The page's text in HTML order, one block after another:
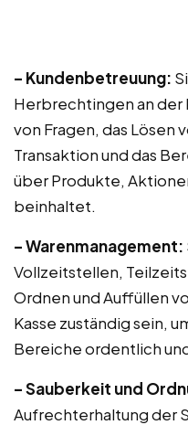
– Kundenbetreuung:
Herbrechtingen an der
von Fragen, das Lösen
Transaktion und das
über Produkte,
beinhaltet.
– Warenmanagement:
Vollzeitstellen,
Ordnen und Auffüllen
Kasse zuständig sein,
Bereiche ordentlich
– Sauberkeit und
Aufrechterhaltung der